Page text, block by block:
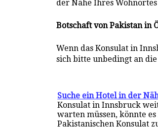
der Nähe Ihres
Botschaft von Pakistan in
Wenn das Konsulat in
sich bitte unbedingt an
Suche ein Hotel in der
Konsulat in Innsbruck
warten müssen, könnte
Pakistanischen Konsulat